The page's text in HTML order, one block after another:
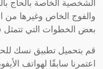
الشخصية الخاصة بالحاج
والفوج الخاص وغيرها من
بعض الخطوات التي تتمثل
قم بتحميل تطبيق نسك
اعتمرنا سابقًا لهواتف